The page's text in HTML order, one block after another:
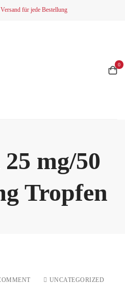
für jede Bestellung
0
mg/50
Tropfen
ON
UNCATEGORIZED